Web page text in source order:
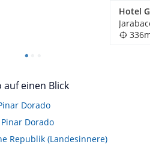
Hotel
336m
einen Blick
Dorado
Dorado
Republik (Landesinnere)